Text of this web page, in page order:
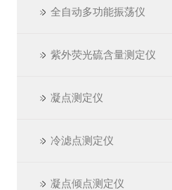
全自动多功能振荡仪
紫外荧光硫含量测定仪
凝点测定仪
冷滤点测定仪
凝点倾点测定仪